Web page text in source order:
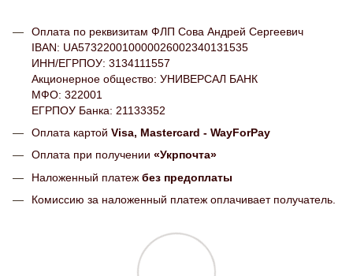
Оплата по реквизитам ФЛП Сова Андрей Сергеевич
IBAN: UA573220010000026002340131535
ИНН/ЕГРПОУ: 3134111557
Акционерное общество: УНИВЕРСАЛ БАНК
МФО: 322001
ЕГРПОУ Банка: 21133352
Оплата картой Visa, Mastercard - WayForPay
Оплата при получении «Укрпочта»
Наложенный платеж без предоплаты
Комиссию за наложенный платеж оплачивает получатель.